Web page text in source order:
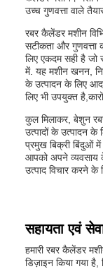
उच्च गुणवत्ता वाले
रबर कैलेंडर मशीन
सटीकता और गुणवत्ता
लिए एकदम सही है जो
में. यह मशीन खनन,
के उत्पादन के लिए
लिए भी उपयुक्त
कुल मिलाकर, बेशुन
उत्पादों के उत्पादन
प्रमुख बिक्री बिंदुओं
आपको अपने व्यवसाय
उत्पाद विचार करने के
सहायता एवं
हमारी रबर कैलेंडर
डिज़ाइन किया गया